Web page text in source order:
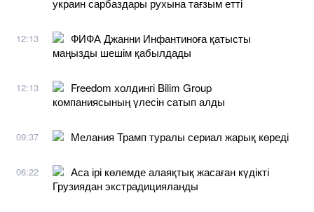
12:13
ФИФА Джанни Инфантиноға қатысты
маңызды шешім қабылдады
12:13
Freedom холдингі Bilim Group
компаниясының үлесін сатып алды
09:37 Мелания Трамп туралы сериал жарық көреді
06:22
Аса ірі көлемде алаяқтық жасаған күдікті
Грузиядан экстрадицияланды